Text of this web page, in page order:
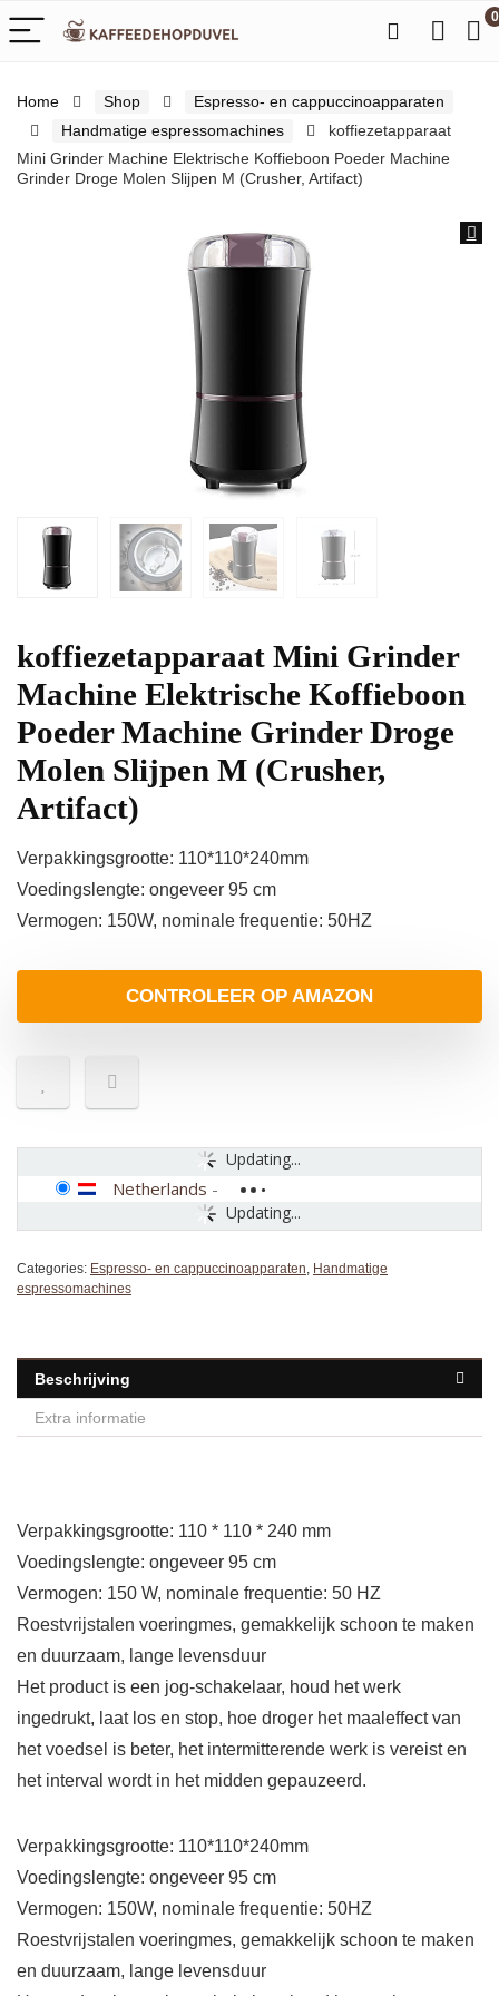
0
Home Shop
Espresso- en cappuccinoapparaten
Handmatige espressomachines
koffiezetapparaat
Mini Grinder Machine Elektrische Koffieboon Poeder Machine
Grinder Droge Molen Slijpen M (Crusher, Artifact)
koffiezetapparaat Mini Grinder
Machine Elektrische Koffieboon
Poeder Machine Grinder Droge
Molen Slijpen M (Crusher,
Artifact)
Verpakkingsgrootte: 110*110*240mm
Voedingslengte: ongeveer 95 cm
Vermogen: 150W, nominale frequentie: 50HZ
CONTROLEER OP AMAZON
Updating...
Updating...
Netherlands -
Categories: Espresso- en cappuccinoapparaten, Handmatige
espressomachines
Beschrijving
Extra informatie
Verpakkingsgrootte: 110 * 110 * 240 mm
Voedingslengte: ongeveer 95 cm
Vermogen: 150 W, nominale frequentie: 50 HZ
Roestvrijstalen voeringmes, gemakkelijk schoon te maken
en duurzaam, lange levensduur
Het product is een jog-schakelaar, houd het werk
ingedrukt, laat los en stop, hoe droger het maaleffect van
het voedsel is beter, het intermitterende werk is vereist en
het interval wordt in het midden gepauzeerd.
Verpakkingsgrootte: 110*110*240mm
Voedingslengte: ongeveer 95 cm
Vermogen: 150W, nominale frequentie: 50HZ
Roestvrijstalen voeringmes, gemakkelijk schoon te maken
en duurzaam, lange levensduur